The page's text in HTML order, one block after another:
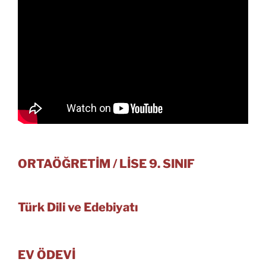
ORTAÖĞRETİM / LİSE 9. SINIF
Türk Dili ve Edebiyatı
EV ÖDEVİ